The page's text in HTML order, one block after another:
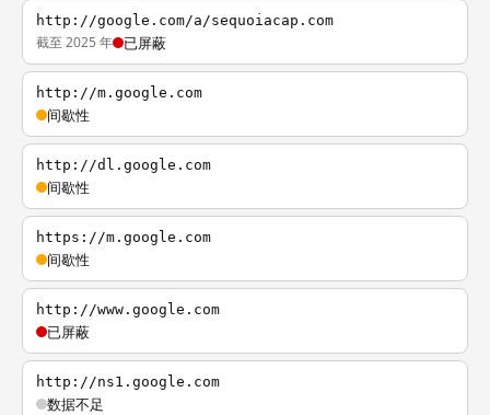
http://google.com/a/sequoiacap.com
截至 2025 年 已屏蔽
http://m.google.com
间歇性
http://dl.google.com
间歇性
https://m.google.com
间歇性
http://www.google.com
已屏蔽
http://ns1.google.com
数据不足